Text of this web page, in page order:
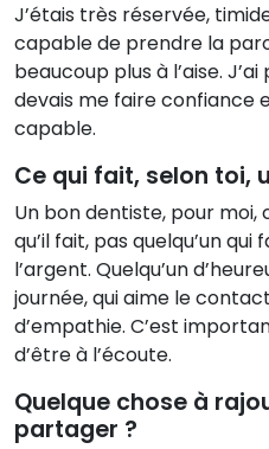
J’étais très réservée,
capable de prendre la
beaucoup plus à l’aise.
devais me faire confiance
capable.
Ce qui fait, selon toi,
Un bon dentiste, pour moi,
qu’il fait, pas quelqu’un
l’argent. Quelqu’un
journée, qui aime le
d’empathie. C’est
d’être à l’écoute.
Quelque chose à
partager ?